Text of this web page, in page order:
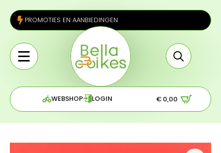
PROMOTIES EN AANBIEDINGEN
for:
WEBSHOP LOGIN € 0,00